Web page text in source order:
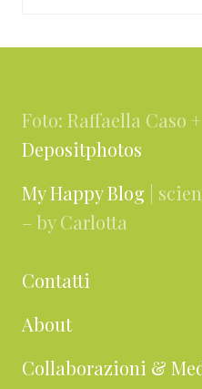
Foto: Raffaella Caso
Depositphotos
My Happy Blog |
– by Carlotta
Contatti
About
Collaborazioni &